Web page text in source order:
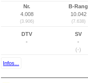
Nr.
4.008
(3.906)
B-Rang
10.042
(7.638)
DTV
-
SV
-
(-)
Infos...